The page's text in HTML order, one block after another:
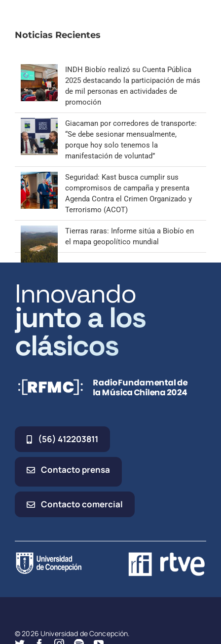
Noticias Recientes
INDH Biobío realizó su Cuenta Pública
2025 destacando la participación de más
de mil personas en actividades de
promoción
Giacaman por corredores de transporte:
“Se debe sesionar mensualmente,
porque hoy solo tenemos la
manifestación de voluntad”
Seguridad: Kast busca cumplir sus
compromisos de campaña y presenta
Agenda Contra el Crimen Organizado y
Terrorismo (ACOT)
Tierras raras: Informe sitúa a Biobío en
el mapa geopolítico mundial
Innovando
junto a los
clásicos
(56) 412203811
Contacto prensa
Contacto comercial
© 2026 Universidad de Concepción.